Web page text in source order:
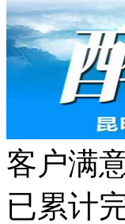
客户满
已累计